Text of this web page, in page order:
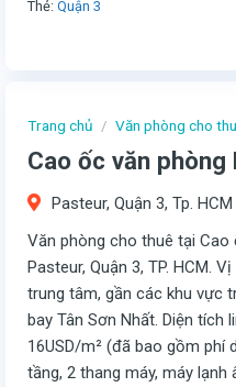
Trang chủ / Văn phòng cho
Cao ốc văn phòng
Pasteur, Quận 3, Tp. HCM
Văn phòng cho thuê tại
Pasteur, Quận 3, TP. HCM.
trung tâm, gần các khu vực
bay Tân Sơn Nhất. Diện tích
16USD/m² (đã bao gồm phí
tầng, 2 thang máy, máy
Thẻ: Quận 3